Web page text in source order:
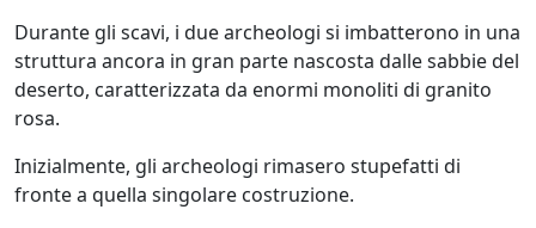
Durante gli scavi, i due archeologi si imbatterono in una
struttura ancora in gran parte nascosta dalle sabbie del
deserto, caratterizzata da enormi monoliti di granito
rosa.
Inizialmente, gli archeologi rimasero stupefatti di
fronte a quella singolare costruzione.